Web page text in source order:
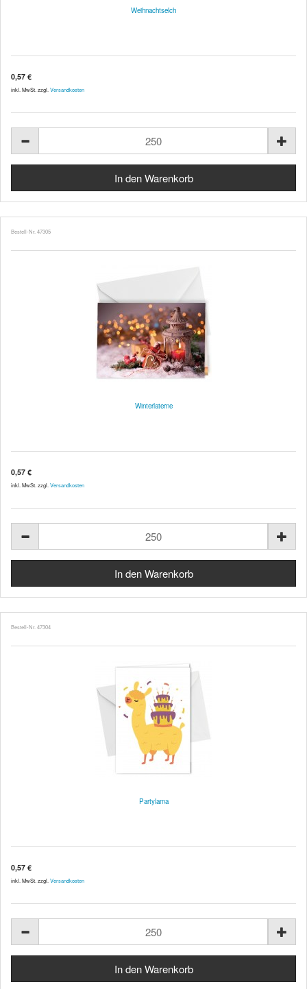
Weihnachtselch
0,57 €
inkl. MwSt. zzgl. Versandkosten
Bestell-Nr. 47305
Winterlaterne
0,57 €
inkl. MwSt. zzgl. Versandkosten
Bestell-Nr. 47304
Partylama
0,57 €
inkl. MwSt. zzgl. Versandkosten